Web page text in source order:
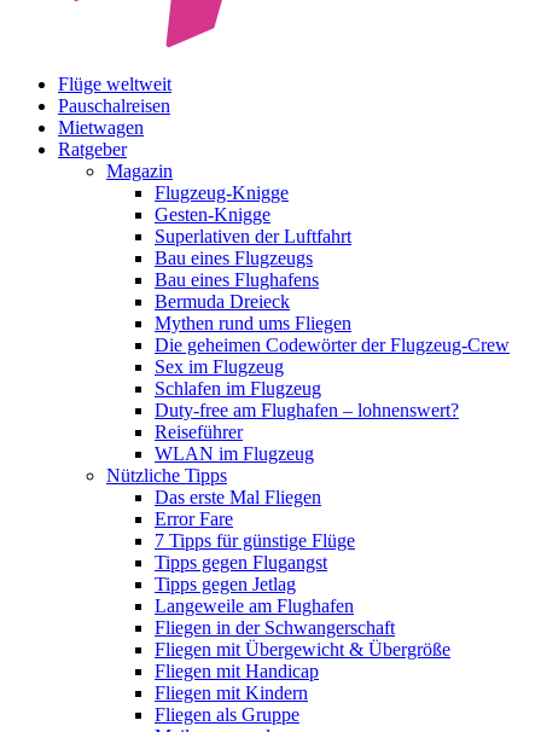
Flüge weltweit
Pauschalreisen
Mietwagen
Ratgeber
Magazin
Flugzeug-Knigge
Gesten-Knigge
Superlativen der Luftfahrt
Bau eines Flugzeugs
Bau eines Flughafens
Bermuda Dreieck
Mythen rund ums Fliegen
Die geheimen Codewörter der Flugzeug-Crew
Sex im Flugzeug
Schlafen im Flugzeug
Duty-free am Flughafen – lohnenswert?
Reiseführer
WLAN im Flugzeug
Nützliche Tipps
Das erste Mal Fliegen
Error Fare
7 Tipps für günstige Flüge
Tipps gegen Flugangst
Tipps gegen Jetlag
Langeweile am Flughafen
Fliegen in der Schwangerschaft
Fliegen mit Übergewicht & Übergröße
Fliegen mit Handicap
Fliegen mit Kindern
Fliegen als Gruppe